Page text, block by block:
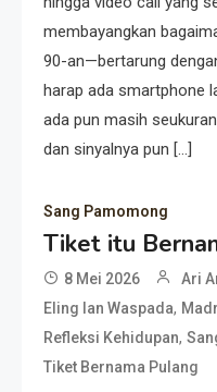
membayangkan
90-an—bertarung
harap ada smartphone
ada pun masih
dan sinyalnya pun […]
Sang Pamomong
Tiket itu
8 Mei 2026 Ari
Eling lan Waspada,
Refleksi Kehidupan,
Tiket Bernama Pulang